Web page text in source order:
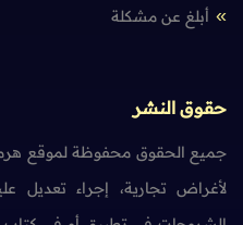
أبلغ عن مشكلة
حقوق النشر
جميع الحقوق محفوظة لموقع
لأغراض تجارية، إجراء تعديل